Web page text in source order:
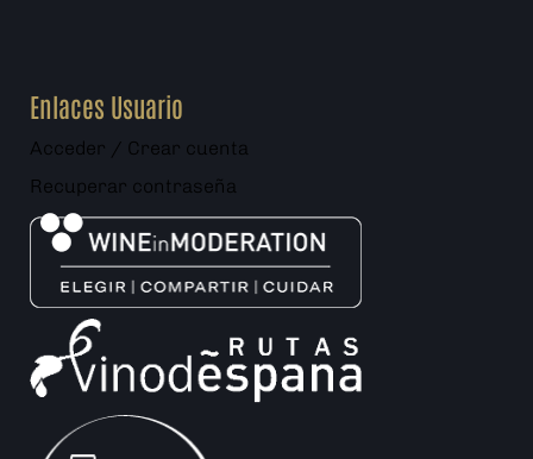
Enlaces Usuario
Acceder / Crear cuenta
Recuperar contraseña